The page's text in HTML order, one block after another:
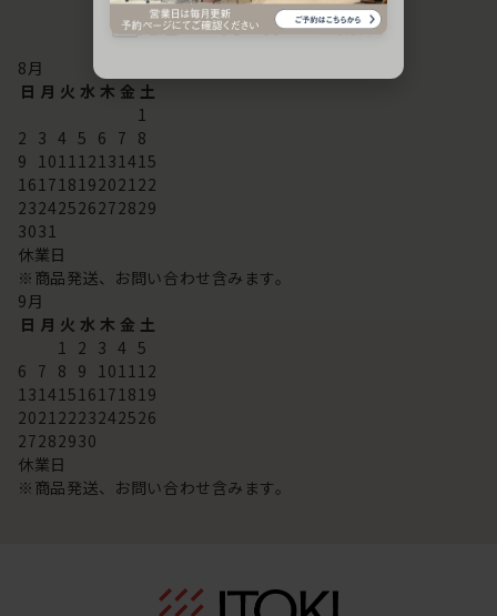
配送・お問い合わせ営業日
8月
日 月 火 水 木 金 土
1
2 3 4 5 6 7 8
9 101112131415
16171819202122
23242526272829
3031
休業日
※商品発送、お問い合わせ含みます。
9月
日 月 火 水 木 金 土
1 2 3 4 5
6 7 8 9 101112
13141516171819
20212223242526
27282930
休業日
※商品発送、お問い合わせ含みます。